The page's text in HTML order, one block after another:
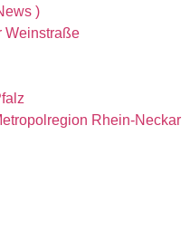
)
Weinstraße
Rhein-Neckar